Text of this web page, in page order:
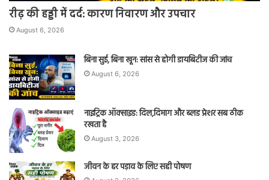
रीढ़ की हड्डी में दर्द: कारण निवारण और उपचार
August 6, 2026
बिना सुई, बिना खून: सांस से होगी डायबिटीज की जांच
August 6, 2026
नाइट्रिक ऑक्साइड: दिल,दिमाग और ब्लड प्रेशर सब ठीक
रखता है
August 3, 2026
जीवन के हर पड़ाव के लिए सही पोषण